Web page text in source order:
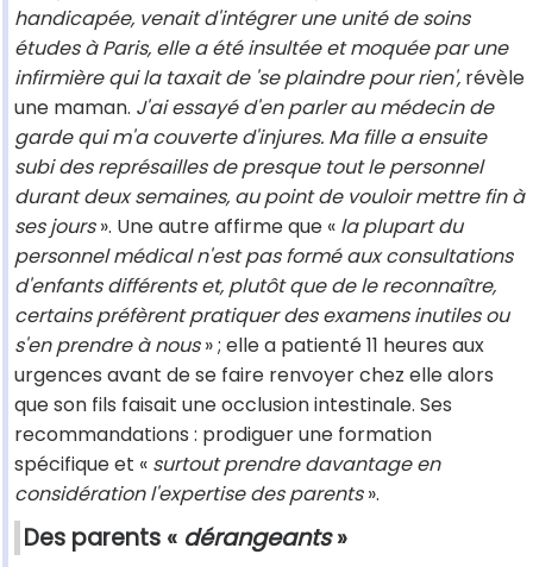
handicapée, venait d'intégrer une unité de soins
études à Paris, elle a été insultée et moquée par une
infirmière qui la taxait de 'se plaindre pour rien', révèle
une maman. J'ai essayé d'en parler au médecin de
garde qui m'a couverte d'injures. Ma fille a ensuite
subi des représailles de presque tout le personnel
durant deux semaines, au point de vouloir mettre fin à
ses jours». Une autre affirme que « la plupart du
personnel médical n'est pas formé aux consultations
d'enfants différents et, plutôt que de le reconnaître,
certains préfèrent pratiquer des examens inutiles ou
s'en prendre à nous» ; elle a patienté 11 heures aux
urgences avant de se faire renvoyer chez elle alors
que son fils faisait une occlusion intestinale. Ses
recommandations : prodiguer une formation
spécifique et « surtout prendre davantage en
considération l'expertise des parents».
Des parents « dérangeants»